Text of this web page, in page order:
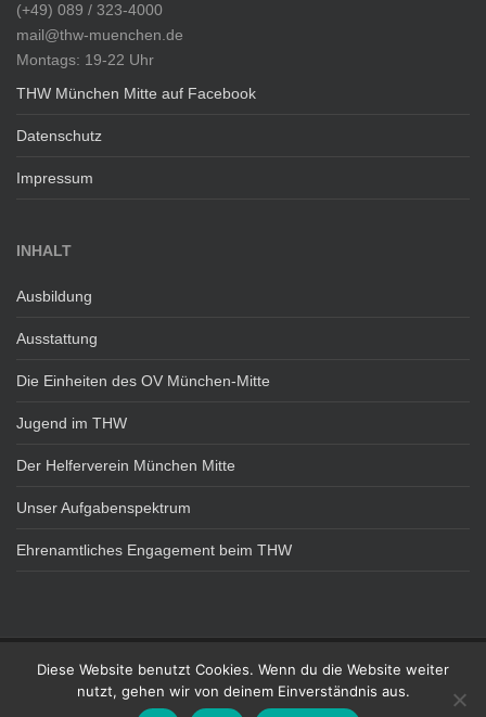
(+49) 089 / 323-4000
mail@thw-muenchen.de
Montags: 19-22 Uhr
THW München Mitte auf Facebook
Datenschutz
Impressum
INHALT
Ausbildung
Ausstattung
Die Einheiten des OV München-Mitte
Jugend im THW
Der Helferverein München Mitte
Unser Aufgabenspektrum
Ehrenamtliches Engagement beim THW
DATENSCHUTZ IMPRESSUM
Technisches Hilfswerk - OV München Mitte Theme von Colorlib
Diese Website benutzt Cookies. Wenn du die Website weiter
nutzt, gehen wir von deinem Einverständnis aus.